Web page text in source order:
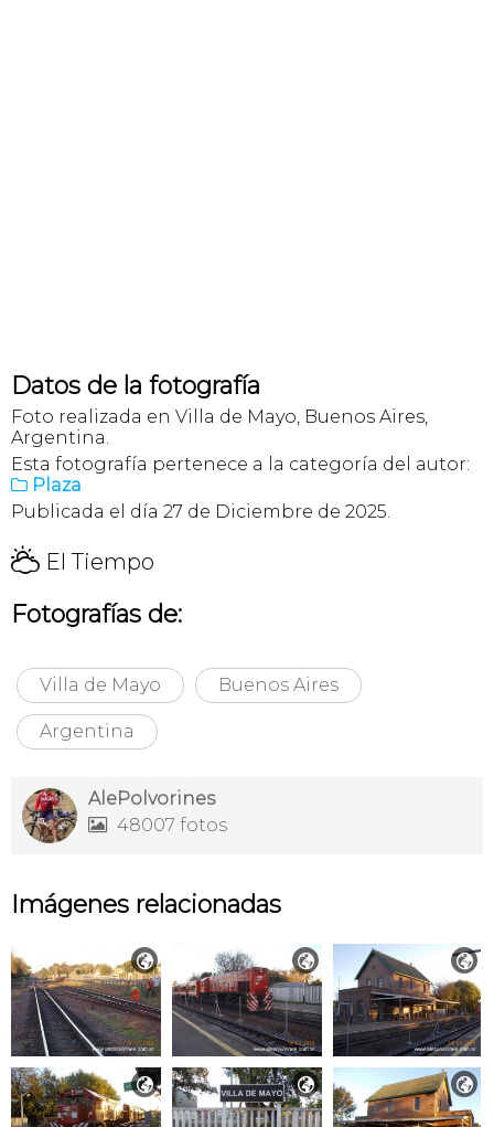
Datos de la fotografía
Foto realizada en Villa de Mayo, Buenos Aires,
Argentina.
Esta fotografía pertenece a la categoría del autor:
 Plaza
Publicada el día 27 de Diciembre de 2025.
H El Tiempo
Fotografías de:
Villa de Mayo Buenos Aires
Argentina
AlePolvorines
 48007 fotos
Imágenes relacionadas
  
  